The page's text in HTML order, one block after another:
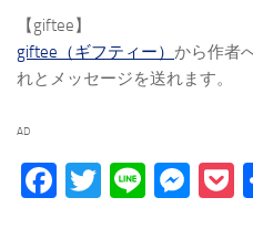
【giftee】
giftee（ギフティー） から作者
れとメッセージを送れます。
AD
Facebook
Twitter
Line